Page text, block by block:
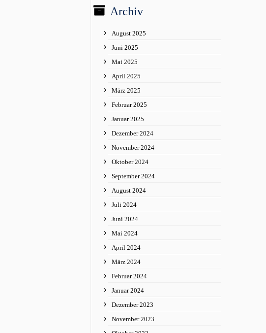
Archiv
August 2025
Juni 2025
Mai 2025
April 2025
März 2025
Februar 2025
Januar 2025
Dezember 2024
November 2024
Oktober 2024
September 2024
August 2024
Juli 2024
Juni 2024
Mai 2024
April 2024
März 2024
Februar 2024
Januar 2024
Dezember 2023
November 2023